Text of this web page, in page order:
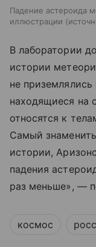
Падение астероида
иллюстрации
В лаборатории
истории
не приземлялись
находящиеся на
относятся к
Самый
истории,
падения
раз меньше», —
космос